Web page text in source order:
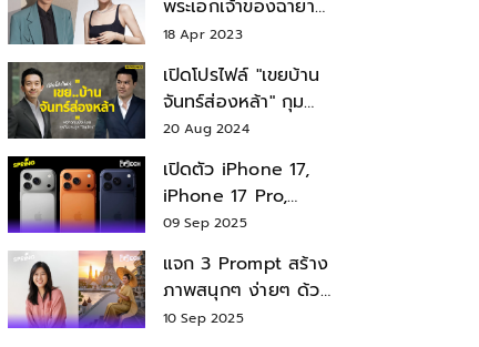
พระเอกเจ้าของฉายา
สมบัติแห่งชาติ หลังมี
18 Apr 2023
เปิดโปรไฟล์ "เขยบ้าน
จันทร์ส่องหล้า" กุม
บังเหียนธุรกิจตระกูล
"ชินวัตร"
20 Aug 2024
เปิดตัว iPhone 17,
iPhone 17 Pro,
iPhone 17 Air สเปค
09 Sep 2025
แจก 3 Prompt สร้าง
ภาพสนุกๆ ง่ายๆ ด้วย
Nano Banana ใน
10 Sep 2025